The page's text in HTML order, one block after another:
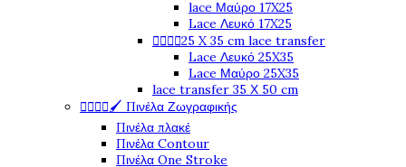
lace Μαύρο 17X25
Lace Λευκό 17X25
25 X 35 cm lace transfer
Lace Λευκό 25X35
Lace Μαύρο 25X35
lace transfer 35 Χ 50 cm
🖌️ Πινέλα Ζωγραφικής
Πινέλα πλακέ
Πινέλα Contour
Πινέλα One Stroke